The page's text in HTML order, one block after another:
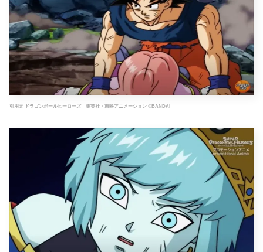
引用元 ドラゴンボールヒーローズ 集英社・東映アニメーション ©BANDAI